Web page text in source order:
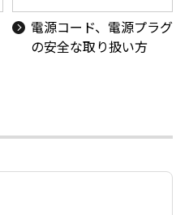
電源コード、電源プラグ
の安全な取り扱い方